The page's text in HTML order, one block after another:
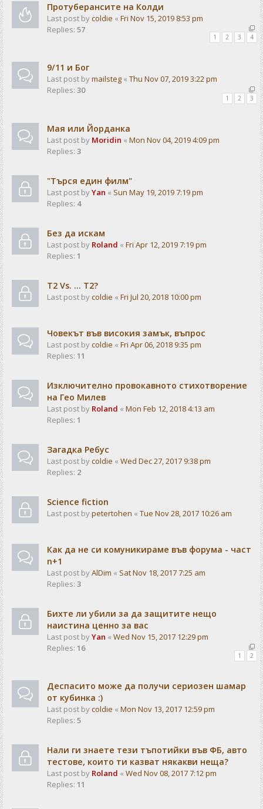
Протуберансите на Колди
Last post bycoldie « Fri Nov 15, 2019 8:53 pm
Replies: 57
1 2 3 4
9/11 и Бог
Last post bymailsteg « Thu Nov 07, 2019 3:22 pm
Replies: 30
1 2 3
Мая или Йорданка
Last post by Moridin « Mon Nov 04, 2019 4:09 pm
Replies: 3
"Търся един филм"
Last post byYan « Sun May 19, 2019 7:19 pm
Replies: 4
Без да искам
Last post by Roland « Fri Apr 12, 2019 7:19 pm
Replies: 1
T2 Vs. ... T2?
Last post bycoldie « Fri Jul 20, 2018 10:00 pm
Човекът във високия замък, въпрос
Last post bycoldie « Fri Apr 06, 2018 9:35 pm
Replies: 11
Изключително провокавното стихотворение
на Гео Милев
Last post by Roland « Mon Feb 12, 2018 4:13 am
Replies: 1
Загадка Ребус
Last post bycoldie « Wed Dec 27, 2017 9:38 pm
Replies: 2
Science fiction
Last post bypetertohen « Tue Nov 28, 2017 10:26 am
Как да не си комуникираме във форума - част
n+1
Last post byAlDim « Sat Nov 18, 2017 7:25 am
Replies: 3
Бихте ли убили за да защитите нещо
наистина ценно за вас
Last post byYan « Wed Nov 15, 2017 12:29 pm
Replies: 16
1 2
Деспасито може да получи сериозен шамар
от кубинка :)
Last post bycoldie « Mon Nov 13, 2017 12:59 pm
Replies: 5
Нали ги знаете тези тъпотийки във ФБ, авто
тестове, които ти казват някакви неща?
Last post by Roland « Wed Nov 08, 2017 7:12 pm
Replies: 11